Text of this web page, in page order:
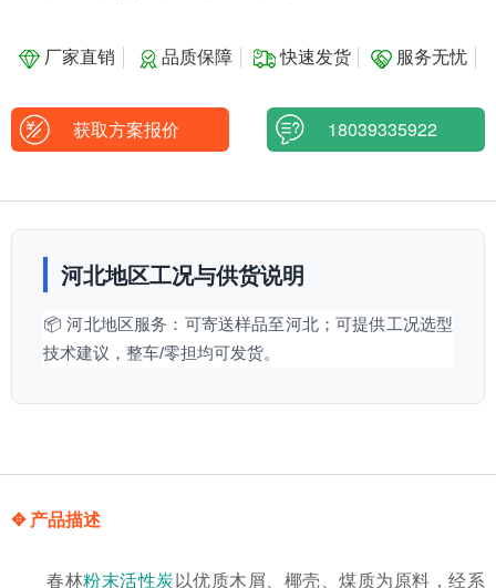
厂家直销 品质保障 快速发货 服务无忧
获取方案报价 18039335922
河北地区工况与供货说明
📦 河北地区服务：可寄送样品至河北；可提供工况选型
技术建议，整车/零担均可发货。
✥ 产品描述
春林粉末活性炭 以优质木屑、椰壳、煤质为原料，经系